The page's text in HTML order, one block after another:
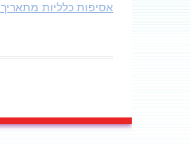
אסיפות כלליות מתאריך 15.08.24-09.04.24